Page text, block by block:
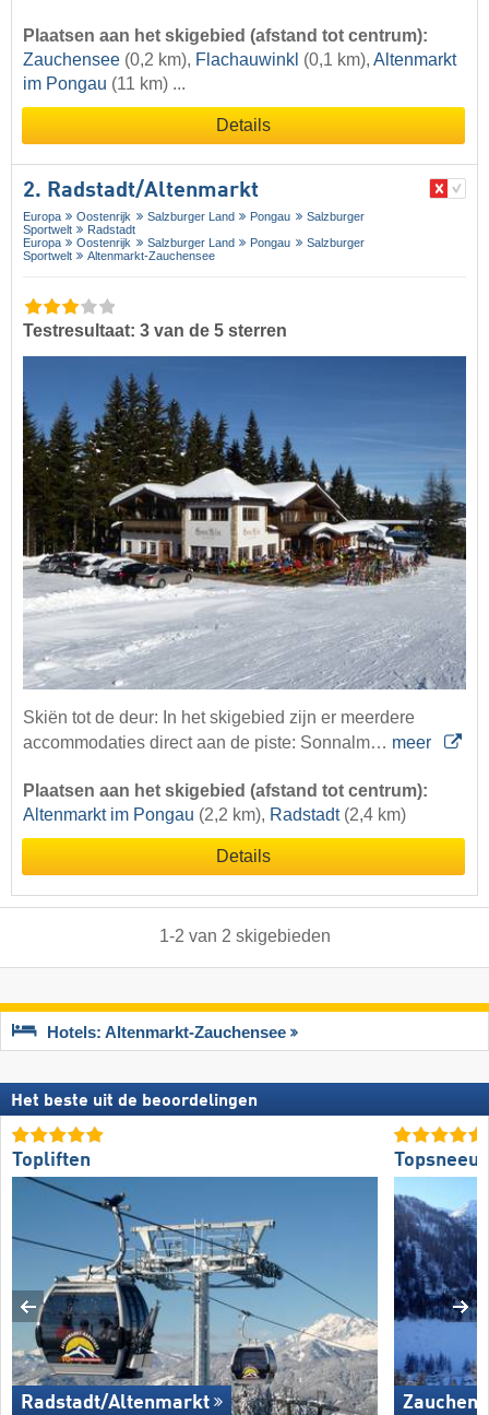
Plaatsen aan het skigebied (afstand tot centrum):
Zauchensee (0,2 km), Flachauwinkl (0,1 km), Altenmarkt
im Pongau (11 km) ...
Details
2. Radstadt/​Altenmarkt
Europa Oostenrijk Salzburger Land Pongau
Salzburger
Sportwelt
Radstadt
Europa
Oostenrijk Salzburger Land Pongau
Salzburger
Sportwelt
Altenmarkt-Zauchensee
Testresultaat: 3 van de 5 sterren
Skiën tot de deur: In het skigebied zijn er meerdere
accommodaties direct aan de piste: Sonnalm… meer
Plaatsen aan het skigebied (afstand tot centrum):
Altenmarkt im Pongau (2,2 km), Radstadt (2,4 km)
Details
1-2 van 2 skigebieden
Hotels: Altenmarkt-Zauchensee
Het beste uit de beoordelingen
Topliften
Radstadt/​Altenmarkt